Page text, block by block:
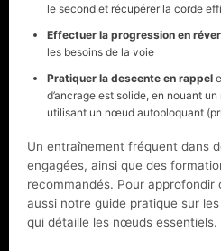
le second et récupérer la corde
Effectuer la progression en
les besoins de la voie
Pratiquer la descente en rappel
d’ancrage est solide, en nouant
utilisant un nœud autobloquant
Un entraînement fréquent dans
engagées, ainsi que des
recommandés. Pour
aussi notre guide pratique sur les
qui détaille les nœuds essentiels.